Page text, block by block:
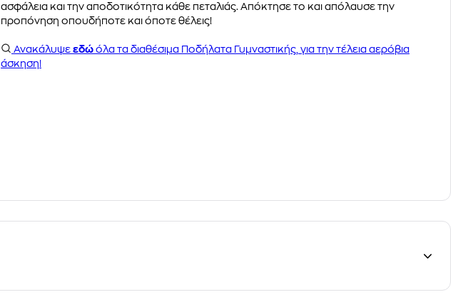
ασφάλεια και την αποδοτικότητα κάθε πεταλιάς. Απόκτησε το και απόλαυσε την
προπόνηση οπουδήποτε και όποτε θέλεις!
Ανακάλυψε εδώ όλα τα διαθέσιμα Ποδήλατα Γυμναστικής, για την τέλεια αερόβια
άσκηση!